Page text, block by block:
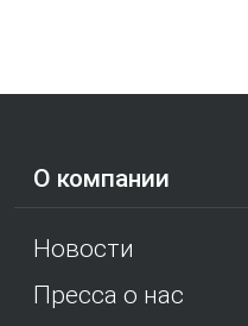
О компании
Новости
Пресса о нас